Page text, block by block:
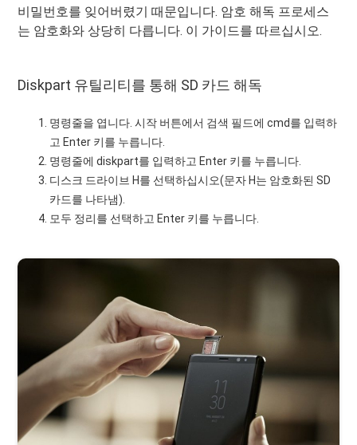
비밀번호를 잊어버렸기 때문입니다. 암호 해독 프로세스
는 암호화와 상당히 다릅니다. 이 가이드를 따르십시오.
Diskpart 유틸리티를 통해 SD 카드 해독
명령줄을 엽니다. 시작 버튼에서 검색 필드에 cmd를 입력하
고 Enter 키를 누릅니다.
명령줄에 diskpart를 입력하고 Enter 키를 누릅니다.
디스크 드라이브 H를 선택하십시오(문자 H는 암호화된 SD
카드를 나타냄).
모두 정리를 선택하고 Enter 키를 누릅니다.